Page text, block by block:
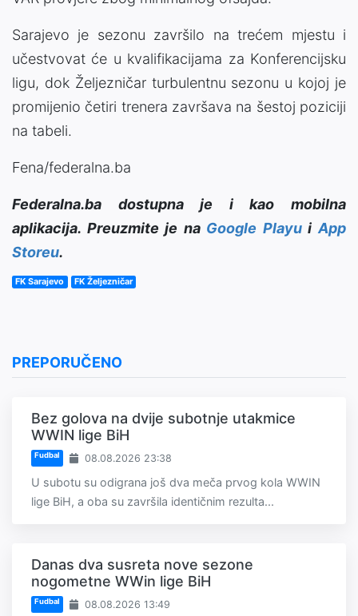
Sarajevo je sezonu završilo na trećem mjestu i
učestvovat će u kvalifikacijama za Konferencijsku
ligu, dok Željezničar turbulentnu sezonu u kojoj je
promijenio četiri trenera završava na šestoj poziciji
na tabeli.
Fena/federalna.ba
Federalna.ba dostupna je i kao mobilna
aplikacija. Preuzmite je na Google PlayuiApp
Storeu.
FK Sarajevo FK Željezničar
PREPORUČENO
Bez golova na dvije subotnje utakmice
WWIN lige BiH
Fudbal 08.08.2026 23:38
U subotu su odigrana još dva meča prvog kola WWIN
lige BiH, a oba su završila identičnim rezulta...
Danas dva susreta nove sezone
nogometne WWin lige BiH
Fudbal 08.08.2026 13:49